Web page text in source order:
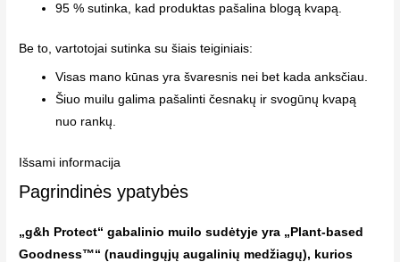
95 % sutinka, kad produktas pašalina blogą kvapą.
Be to, vartotojai sutinka su šiais teiginiais:
Visas mano kūnas yra švaresnis nei bet kada anksčiau.
Šiuo muilu galima pašalinti česnakų ir svogūnų kvapą
nuo rankų.
Išsami informacija
Pagrindinės ypatybės
„g&h Protect“ gabalinio muilo sudėtyje yra „Plant-based
Goodness™“ (naudingųjų augalinių medžiagų), kurios